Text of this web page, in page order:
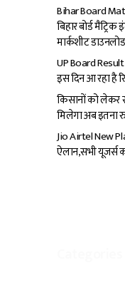
Bihar Board
बिहार बोर्ड
मार्कशीट
UP Board Result
इस दिन आ रहा है
किसानों को लेकर
मिलेगा अब इतना
Jio Airtel New
ऐलान,सभी यूजर्स